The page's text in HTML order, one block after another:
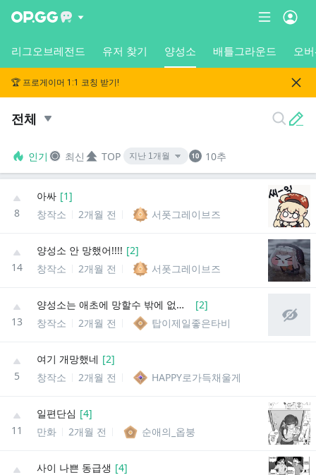
리그오브레전드 유저 찾기 양성소 배틀그라운드 오
🏆 프로게이머 1:1 코칭 받기!
전체
인기 최신 TOP 10추
8
아싸 [1]
창작소
2개월 전 서폿그레이브즈
14
양성소 안 망했어!!!! [2]
창작소
2개월 전 서폿그레이브즈
13
양성소는 애초에 망할수 밖에 없었음 [2]
창작소
2개월 전 탑이제일좋은타비
5
여기 개망했네 [2]
창작소
2개월 전 HAPPY로가득채울게
11
일편단심 [4]
만화
2개월 전 순애의_옵붕
사이 나쁜 동급생 [4]